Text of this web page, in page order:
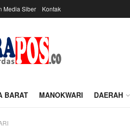
Media Siber Kontak
BARAT MANOKWARI DAERAH